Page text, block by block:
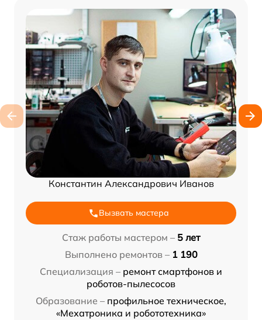
Константин Александрович Иванов
Вызвать мастера
Стаж работы мастером – 5 лет
Выполнено ремонтов – 1 190
Специализация – ремонт смартфонов и
роботов-пылесосов
Образование – профильное техническое,
«Мехатроника и робототехника»